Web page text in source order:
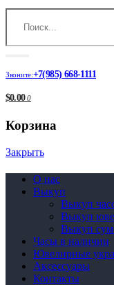
Звоните:+7(985) 668-1111
$0.00 0
Корзина
Закрыть
О нас
Выкуп
Выкуп
Выкуп
Выкуп
Часы в наличии
Ювелирные
Аксессуары
Контакты